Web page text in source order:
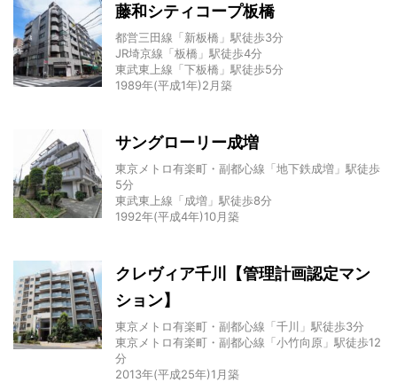
藤和シティコープ板橋
都営三田線「新板橋」駅徒歩3分
JR埼京線「板橋」駅徒歩4分
東武東上線「下板橋」駅徒歩5分
1989年(平成1年)2月築
サングローリー成増
東京メトロ有楽町・副都心線「地下鉄成増」駅徒歩
5分
東武東上線「成増」駅徒歩8分
1992年(平成4年)10月築
クレヴィア千川【管理計画認定マン
ション】
東京メトロ有楽町・副都心線「千川」駅徒歩3分
東京メトロ有楽町・副都心線「小竹向原」駅徒歩12
分
2013年(平成25年)1月築